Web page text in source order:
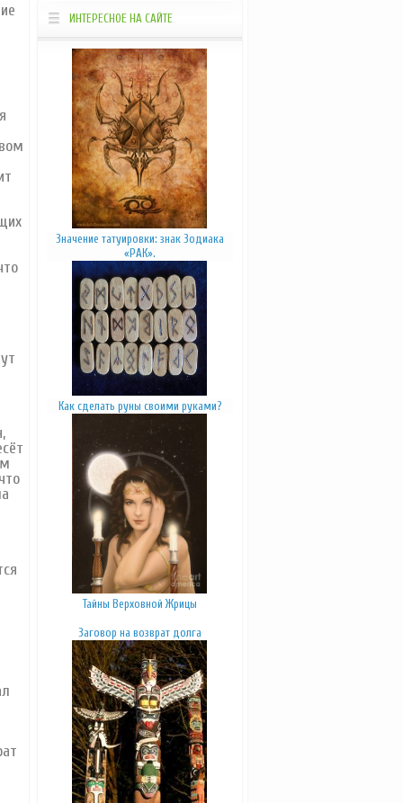
Просветление
Звукотерапия
Фитотерапия
Оригами
_____________________________________________________________________________
ИНТЕРЕСНОЕ НА САЙТЕ
Значение татуировки: знак Зодиака
«РАК».
Как сделать руны своими руками?
Тайны Верховной Жрицы
Заговор на возврат долга